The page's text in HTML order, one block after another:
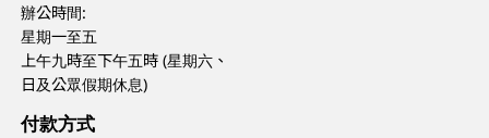
辦公時間:
星期一至五
上午九時至下午五時 (星期六、
日及公眾假期休息)
付款方式